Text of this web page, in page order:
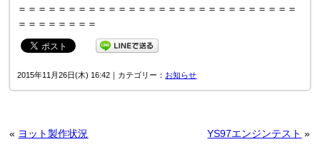
＝＝＝＝＝＝＝＝＝＝＝＝＝＝＝＝＝＝＝＝＝＝＝＝＝＝＝＝
＝＝＝＝＝＝＝＝
2015年11月26日(木) 16:42｜カテゴリー： お知らせ
« ヨット製作状況 YS97エンジンテスト »